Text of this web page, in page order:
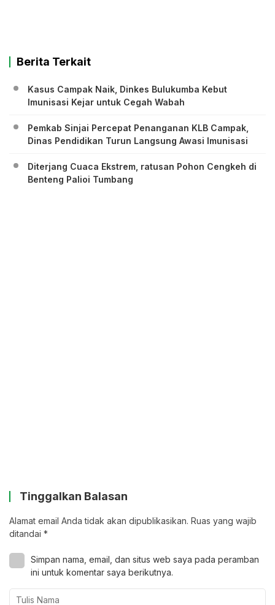
Berita Terkait
Kasus Campak Naik, Dinkes Bulukumba Kebut
Imunisasi Kejar untuk Cegah Wabah
Pemkab Sinjai Percepat Penanganan KLB Campak,
Dinas Pendidikan Turun Langsung Awasi Imunisasi
Diterjang Cuaca Ekstrem, ratusan Pohon Cengkeh di
Benteng Palioi Tumbang
Tinggalkan Balasan
Alamat email Anda tidak akan dipublikasikan. Ruas yang wajib
ditandai *
Simpan nama, email, dan situs web saya pada peramban
ini untuk komentar saya berikutnya.